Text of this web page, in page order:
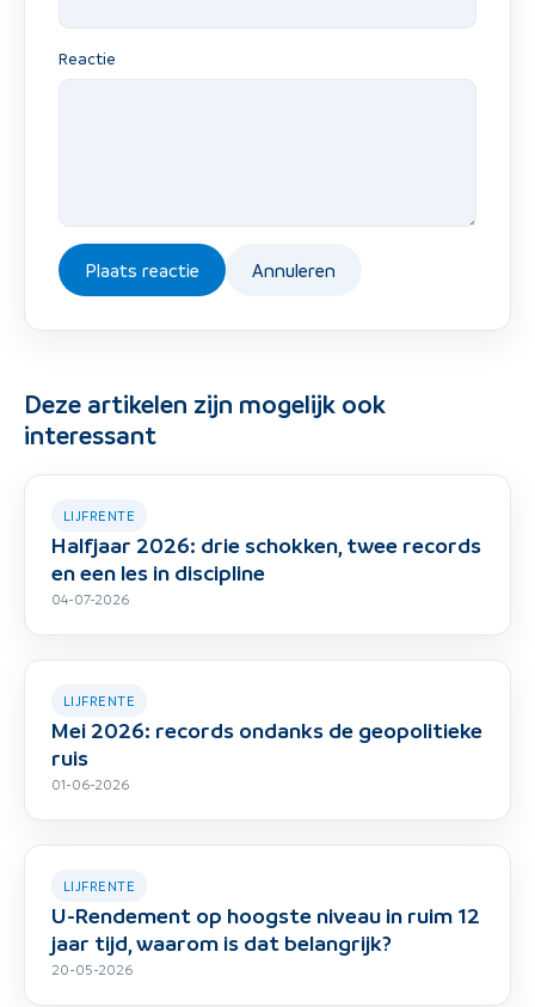
Reactie
Plaats reactie Annuleren
Deze artikelen zijn mogelijk ook
interessant
LIJFRENTE
Halfjaar 2026: drie schokken, twee records
en een les in discipline
04-07-2026
LIJFRENTE
Mei 2026: records ondanks de geopolitieke
ruis
01-06-2026
LIJFRENTE
U-Rendement op hoogste niveau in ruim 12
jaar tijd, waarom is dat belangrijk?
20-05-2026